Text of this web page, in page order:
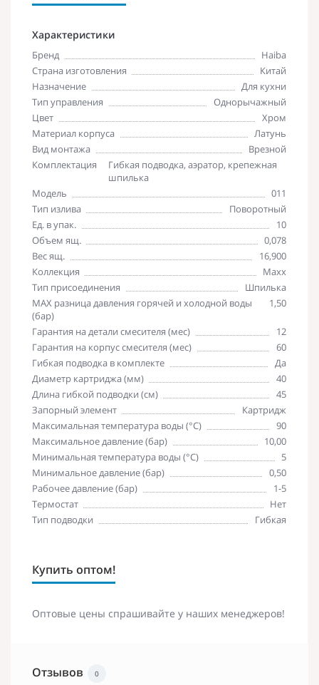
Характеристики
Бренд
Haiba
Страна изготовления
Китай
Назначение
Для кухни
Тип управления
Однорычажный
Цвет
Хром
Материал корпуса
Латунь
Вид монтажа
Врезной
Комплектация
Гибкая подводка, аэратор, крепежная
шпилька
Модель
011
Тип излива
Поворотный
Ед. в упак.
10
Объем ящ.
0,078
Вес ящ.
16,900
Коллекция
Maxx
Тип присоединения
Шпилька
MAX разница давления горячей и холодной воды
(бар)
1,50
Гарантия на детали смесителя (мес)
12
Гарантия на корпус смесителя (мес)
60
Гибкая подводка в комплекте
Да
Диаметр картриджа (мм)
40
Длина гибкой подводки (см)
45
Запорный элемент
Картридж
Максимальная температура воды (°C)
90
Максимальное давление (бар)
10,00
Минимальная температура воды (°C)
5
Минимальное давление (бар)
0,50
Рабочее давление (бар)
1-5
Термостат
Нет
Тип подводки
Гибкая
Купить оптом!
Оптовые цены спрашивайте у наших менеджеров!
Отзывов 0